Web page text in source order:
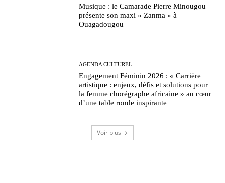
Musique : le Camarade Pierre Minougou
présente son maxi « Zanma » à
Ouagadougou
AGENDA CULTUREL
Engagement Féminin 2026 : « Carrière
artistique : enjeux, défis et solutions pour
la femme chorégraphe africaine » au cœur
d’une table ronde inspirante
Voir plus